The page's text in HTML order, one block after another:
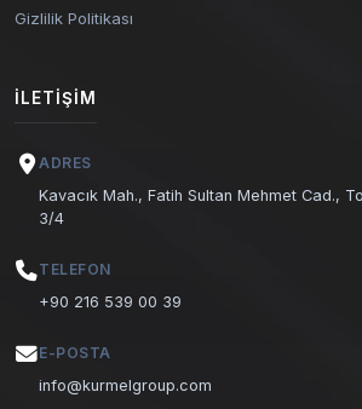
Gizlilik Politikası
İLETIŞIM
ADRES
Kavacık Mah., Fatih Sultan Mehmet Cad.,
3/4
TELEFON
+90 216 539 00 39
E-POSTA
info@kurmelgroup.com